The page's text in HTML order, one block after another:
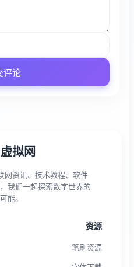
评论
拟网
网资讯、技术教程、软件
我们一起探索数字世界的
能。
资源
笔刷资源